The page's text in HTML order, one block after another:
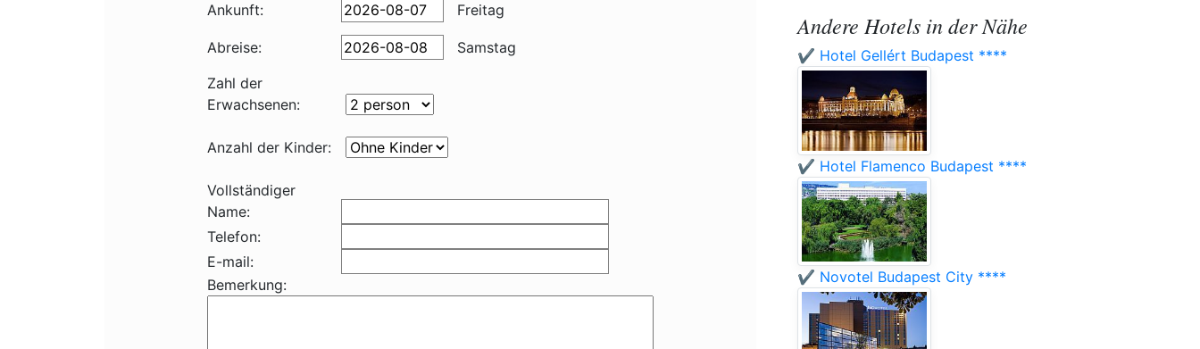
Ankunft: Freitag
Abreise:
Samstag
Zahl der
Erwachsenen:
Anzahl der Kinder:
Vollständiger
Name:
Telefon:
E-mail:
Bemerkung:
Andere Hotels in der Nähe
✔️ Hotel Gellért Budapest ****
✔️ Hotel Flamenco Budapest ****
✔️ Novotel Budapest City ****